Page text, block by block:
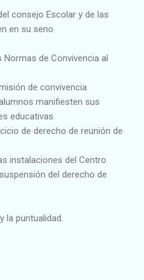
consejo Escolar y de las
en su seno
de Convivencia al
de convivencia
manifiesten sus
educativas
de derecho de reunión de
instalaciones del Centro
del derecho de
puntualidad.